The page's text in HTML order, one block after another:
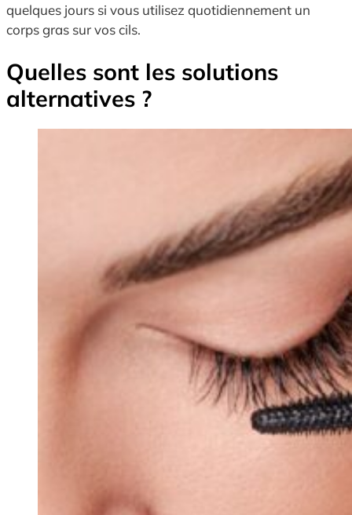
quelques jours si vous utilisez quotidiennement un
corps gras sur vos cils.
Quelles sont les solutions
alternatives ?